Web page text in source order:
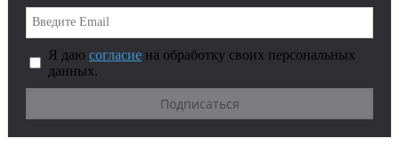
Я даю согласие на обработку своих персональных
данных.